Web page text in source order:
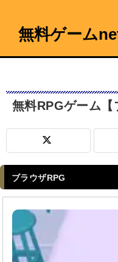
無料ゲーム
無料RPGゲーム【
ブラウザRPG